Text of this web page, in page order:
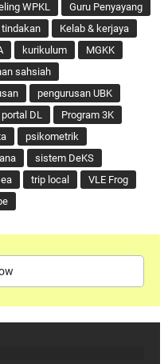
WPKL
Guru Penyayang
tindakan
Kelab & kerjaya
kurikulum
MGKK
sahsiah
pengurusan UBK
portal DL
Program 3K
psikometrik
sistem DeKS
trip local
VLE Frog